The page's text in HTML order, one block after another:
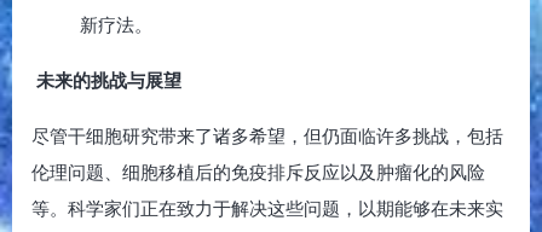
新疗法。
未来的挑战与展望
尽管干细胞研究带来了诸多希望，但仍面临许多挑战，包括
伦理问题、细胞移植后的免疫排斥反应以及肿瘤化的风险
等。科学家们正在致力于解决这些问题，以期能够在未来实